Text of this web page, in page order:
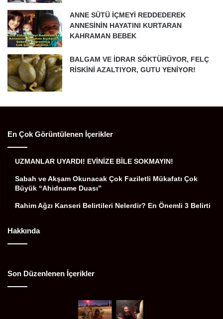
ANNE SÜTÜ İÇMEYİ REDDEDEREK
ANNESİNİN HAYATINI KURTARAN
KAHRAMAN BEBEK
BALGAM VE İDRAR SÖKTÜRÜYOR, FELÇ
RİSKİNİ AZALTIYOR, GUTU YENİYOR!
En Çok Görüntülenen İçerikler
UZMANLAR UYARDI! EVİNİZE BİLE SOKMAYIN!
Sabah ve Akşam Okunacak Çok Faziletli Mükafatı Çok
Büyük “Ahidname Duası”
Rahim Ağzı Kanseri Belirtileri Nelerdir? En Önemli 3 Belirti
Hakkında
Son Düzenlenen İçerikler